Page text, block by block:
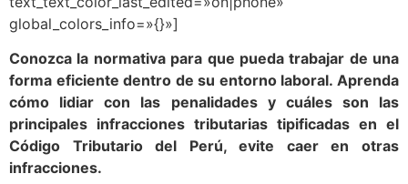
global_colors_info=»{}»]
Conozca la normativa para que pueda trabajar de una
forma eficiente dentro de su entorno laboral. Aprenda
cómo lidiar con las penalidades y cuáles son las
principales infracciones tributarias tipificadas en el
Código Tributario del Perú, evite caer en otras
infracciones.